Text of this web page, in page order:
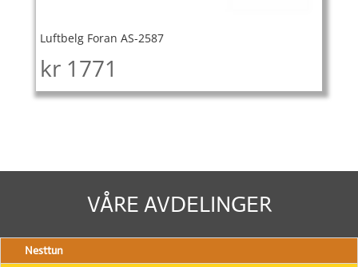
Luftbelg Foran AS-2587
kr 1771
VÅRE AVDELINGER
Nesttun